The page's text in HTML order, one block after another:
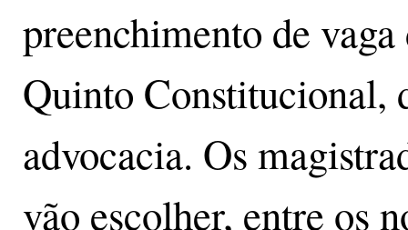
preenchimento de
Quinto Constitucional,
advocacia. Os
vão escolher, entre os